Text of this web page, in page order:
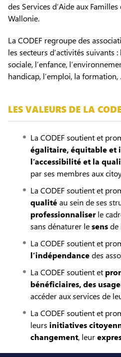
des Services d’Aide aux
Wallonie.
La CODEF regroupe des
les secteurs d’activités suivants
sociale, l’enfance,
handicap, l’emploi, la formation,
LES VALEURS DE LA
La CODEF soutient et
égalitaire,équitable et
l’accessibilité et la
par ses membres aux
La CODEF soutient et
qualitéau sein de ses
professionnaliserle
sans dénaturer lesensde
La CODEF soutient et
l’indépendancedes
La CODEF soutient et
bénéficiaires, des
accéder aux services de
La CODEF soutient et
leurs initiatives
changement, leur